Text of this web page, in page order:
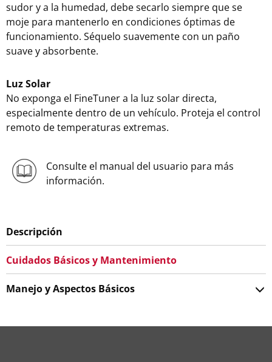
sudor y a la humedad, debe secarlo siempre que se
moje para mantenerlo en condiciones óptimas de
funcionamiento. Séquelo suavemente con un paño
suave y absorbente.
Luz Solar
No exponga el FineTuner a la luz solar directa,
especialmente dentro de un vehículo. Proteja el control
remoto de temperaturas extremas.
Consulte el manual del usuario para más
información.
Descripción
Cuidados Básicos y Mantenimiento
Manejo y Aspectos Básicos